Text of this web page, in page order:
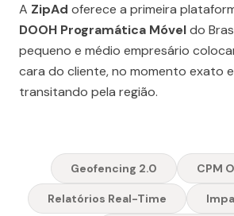
A ZipAd oferece a primeira
DOOH Programática Móveldo
pequeno e médio empresário
cara do cliente, no momento exato
transitando pela região.
Geofencing 2.0 CPM
Relatórios Real-Time